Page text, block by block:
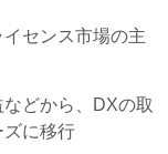
センス市場の主
どから、DXの取
ズに移行